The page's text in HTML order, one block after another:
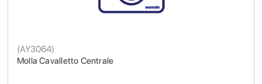
Molla Cavalletto Centrale
(AY3064)